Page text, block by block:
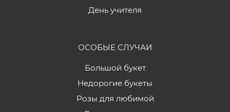
День учителя
ОСОБЫЕ СЛУЧАИ
Большой букет
Недорогие букеты
Розы для любимой